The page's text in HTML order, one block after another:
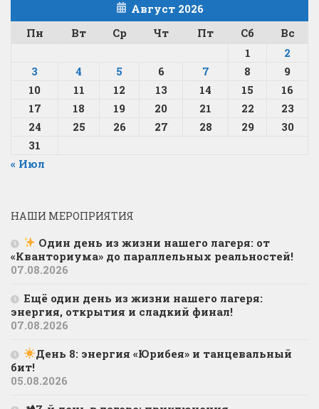
Август 2026
Пн
Вт Ср Чт Пт Сб
Вс
1
2
3
4 5 6 7 8
9
10
11 12 13 14 15
16
17
18 19 20 21 22
23
24
25 26 27 28 29
30
31
« Июл
НАШИ МЕРОПРИЯТИЯ
Один день из жизни нашего лагеря: от
«Кванториума» до параллельных реальностей!
07.08.2026
Ещё один день из жизни нашего лагеря:
энергия, открытия и сладкий финал!
07.08.2026
День 8: энергия «Юрибея» и танцевальный
бит!
05.08.2026